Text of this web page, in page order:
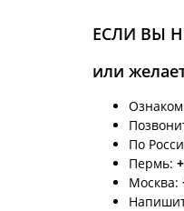
ЕСЛИ ВЫ
или
По
Пермь:
Москва: